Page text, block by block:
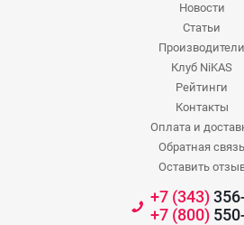
Новости
Статьи
Производители
Клуб NiKAS
Рейтинги
Контакты
Оплата и
Обратная связь
Оставить
+7 (343)
+7 (800)